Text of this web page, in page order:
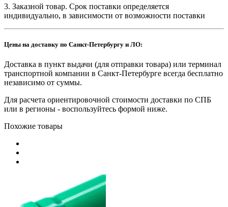
3. Заказной товар. Срок поставки определяется
индивидуально, в зависимости от возможности поставки
Цены на доставку по Санкт-Петербургу и ЛО:
Доставка в пункт выдачи (для отправки товара) или терминал
транспортной компании в Санкт-Петербурге всегда бесплатно
независимо от суммы.
Для расчета ориентировочной стоимости доставки по СПБ
или в регионы - воспользуйтесь формой ниже.
Похожие товары